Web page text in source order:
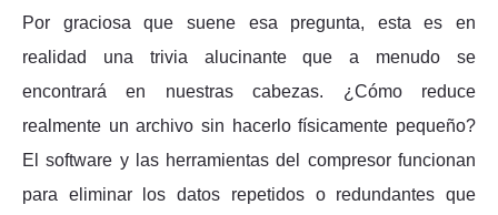
Por graciosa que suene esa pregunta, esta es en
realidad una trivia alucinante que a menudo se
encontrará en nuestras cabezas. ¿Cómo reduce
realmente un archivo sin hacerlo físicamente pequeño?
El software y las herramientas del compresor funcionan
para eliminar los datos repetidos o redundantes que